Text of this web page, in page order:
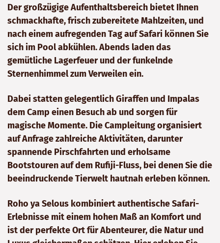
Der großzügige Aufenthaltsbereich bietet Ihnen
schmackhafte, frisch zubereitete Mahlzeiten, und
nach einem aufregenden Tag auf Safari können Sie
sich im Pool abkühlen. Abends laden das
gemütliche Lagerfeuer und der funkelnde
Sternenhimmel zum Verweilen ein.
Dabei statten gelegentlich Giraffen und Impalas
dem Camp einen Besuch ab und sorgen für
magische Momente. Die Campleitung organisiert
auf Anfrage zahlreiche Aktivitäten, darunter
spannende Pirschfahrten und erholsame
Bootstouren auf dem Rufiji-Fluss, bei denen Sie die
beeindruckende Tierwelt hautnah erleben können.
Roho ya Selous kombiniert authentische Safari-
Erlebnisse mit einem hohen Maß an Komfort und
ist der perfekte Ort für Abenteurer, die Natur und